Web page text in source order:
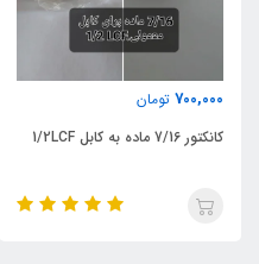
750,000
کانکتور N نر به کابل RG213-